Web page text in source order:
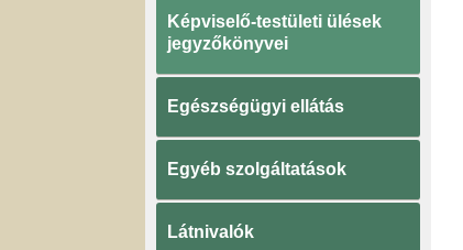
Képviselő-testületi ülések
jegyzőkönyvei
Egészségügyi ellátás
Egyéb szolgáltatások
Látnivalók